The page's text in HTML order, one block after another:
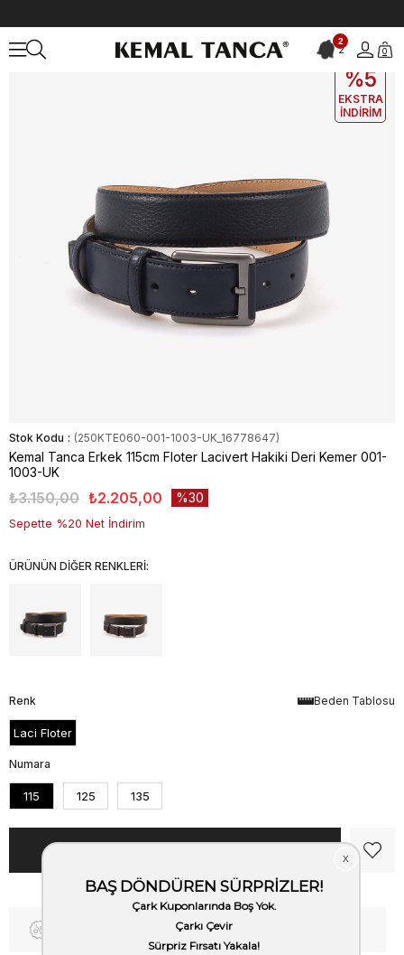
2
2 0
EKLE5
%5
EKSTRA
İNDİRİM
Stok Kodu (250KTE060-001-1003-UK_16778647)
Kemal Tanca Erkek 115cm Floter Lacivert Hakiki Deri Kemer 001-
1003-UK
₺3.150,00 ₺2.205,00 30
Sepette %20 Net İndirim
ÜRÜNÜN DİĞER RENKLERİ:
Beden Tablosu
Renk
Laci Floter
Numara
115 125 135
Fiyat Düşünce Haber Ver